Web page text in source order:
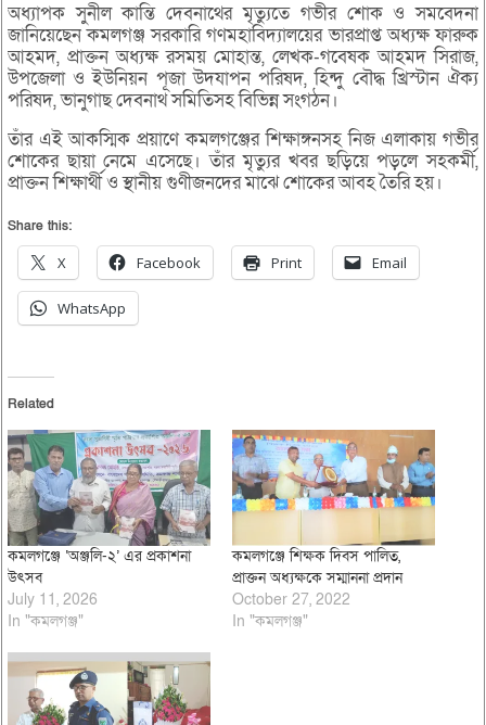
অধ্যাপক সুনীল কান্তি দেবনাথের মৃত্যুতে গভীর শোক ও সমবেদনা
জানিয়েছেন কমলগঞ্জ সরকারি গণমহাবিদ্যালয়ের ভারপ্রাপ্ত অধ্যক্ষ ফারুক
আহমদ, প্রাক্তন অধ্যক্ষ রসময় মোহান্ত, লেখক-গবেষক আহমদ সিরাজ,
উপজেলা ও ইউনিয়ন পূজা উদযাপন পরিষদ, হিন্দু বৌদ্ধ খ্রিস্টান ঐক্য
পরিষদ, ভানুগাছ দেবনাথ সমিতিসহ বিভিন্ন সংগঠন।
তাঁর এই আকস্মিক প্রয়াণে কমলগঞ্জের শিক্ষাঙ্গনসহ নিজ এলাকায় গভীর
শোকের ছায়া নেমে এসেছে। তাঁর মৃত্যুর খবর ছড়িয়ে পড়লে সহকর্মী,
প্রাক্তন শিক্ষার্থী ও স্থানীয় গুণীজনদের মাঝে শোকের আবহ তৈরি হয়।
Share this:
X Facebook Print Email
WhatsApp
Related
কমলগঞ্জে ‘অঞ্জলি-২’ এর প্রকাশনা
উৎসব
July 11, 2026
In "কমলগঞ্জ"
কমলগঞ্জে শিক্ষক দিবস পালিত,
প্রাক্তন অধ্যক্ষকে সম্মাননা প্রদান
October 27, 2022
In "কমলগঞ্জ"